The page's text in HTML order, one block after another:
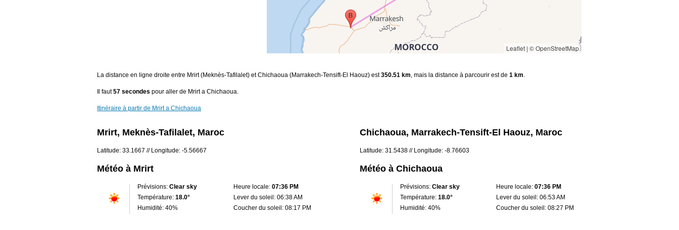
Leaflet | © OpenStreetMap
La distance en ligne droite entre Mrirt (Meknès-Tafilalet) et Chichaoua (Marrakech-Tensift-El Haouz) est350.51 km, mais la distance à parcourir est de 1 km.
Il faut57 secondes pour aller de Mrirt a Chichaoua.
Itinéraire à partir de Mrirt a Chichaoua
Mrirt, Meknès-Tafilalet, Maroc
Latitude: 33.1667 // Longitude: -5.56667
Météo à Mrirt
Prévisions: Clear sky
Température: 18.0°
Humidité: 40%
Heure locale: 07:36 PM
Lever du soleil: 06:38 AM
Coucher du soleil: 08:17 PM
Chichaoua, Marrakech-Tensift-El Haouz, Maroc
Latitude: 31.5438 // Longitude: -8.76603
Météo à Chichaoua
Prévisions: Clear sky
Température: 18.0°
Humidité: 40%
Heure locale: 07:36 PM
Lever du soleil: 06:53 AM
Coucher du soleil: 08:27 PM